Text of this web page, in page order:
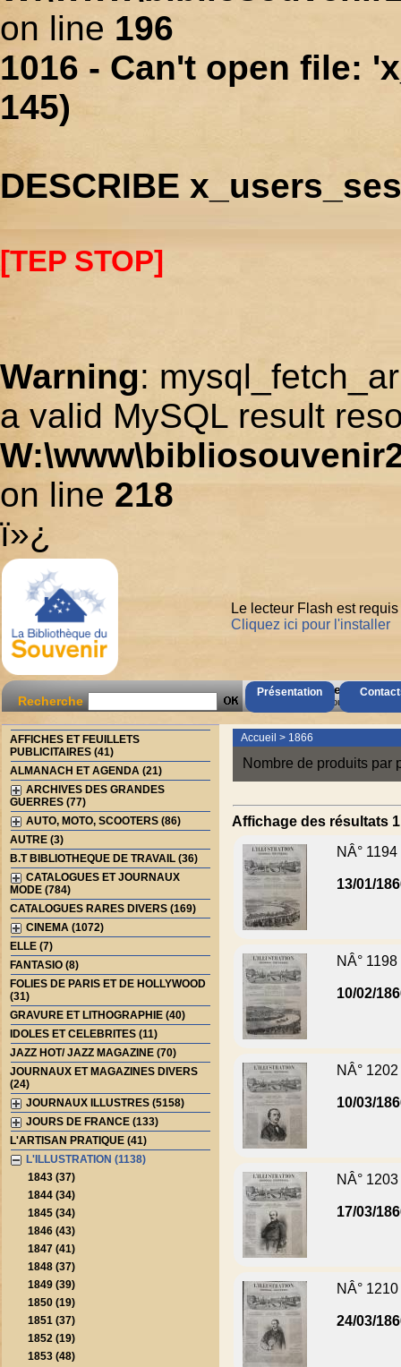
on line 196
1016 - Can't open file:
145)
DESCRIBE
[TEP STOP]
Warning:
a valid MySQL result
on line 218
ï»¿
Présentation
Le lecteur Flash est
Cliquez ici pour l'installer
Recherche
AccÃ¨s Client
Mot de passe oubliÃ© ?
AFFICHES ET FEUILLETS
PUBLICITAIRES (41)
ALMANACH ET AGENDA (21)
ARCHIVES DES GRANDES
GUERRES (77)
AUTO, MOTO, SCOOTERS (86)
AUTRE (3)
B.T BIBLIOTHEQUE DE TRAVAIL (36)
CATALOGUES ET JOURNAUX
MODE (784)
CATALOGUES RARES DIVERS (169)
CINEMA (1072)
ELLE (7)
FANTASIO (8)
FOLIES DE PARIS ET DE HOLLYWOOD
(31)
GRAVURE ET LITHOGRAPHIE (40)
IDOLES ET CELEBRITES (11)
JAZZ HOT/ JAZZ MAGAZINE (70)
JOURNAUX ET MAGAZINES DIVERS
(24)
JOURNAUX ILLUSTRES (5158)
JOURS DE FRANCE (133)
L'ARTISAN PRATIQUE (41)
L'ILLUSTRATION (1138)
1843 (37)
1844 (34)
1845 (34)
1846 (43)
1847 (41)
1848 (37)
1849 (39)
1850 (19)
1851 (37)
1852 (19)
1853 (48)
Accueil > 1866
Nombre de produits par
Affichage des résultats
NÂ° 1194
13/01/
NÂ° 1198
10/02/
NÂ° 1202
10/03/
NÂ° 1203
17/03/
NÂ° 1210
24/03/